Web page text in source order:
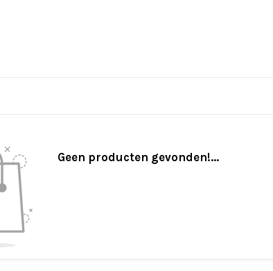
Geen producten gevonden!...